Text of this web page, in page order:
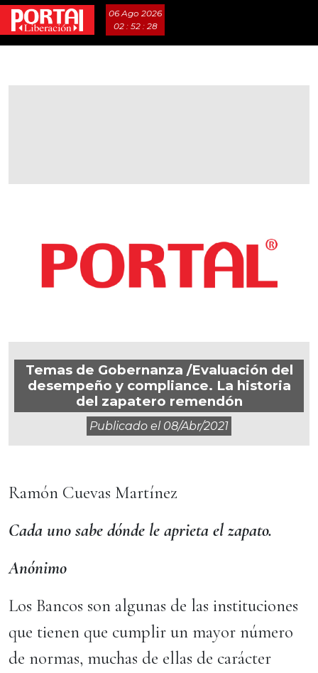
06 Ago 2026
02 : 52 : 29
Temas de Gobernanza /Evaluación del
desempeño y compliance. La historia
del zapatero remendón
Publicado el 08/abr/2021
Ramón Cuevas Martínez
Cada uno sabe dónde le aprieta el zapato.
Anónimo
Los Bancos son algunas de las instituciones
que tienen que cumplir un mayor número
de normas, muchas de ellas de carácter